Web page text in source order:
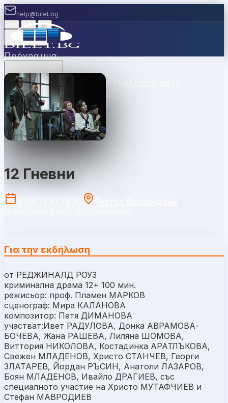
help@bilet.bg
| gr
Είσοδος
Πρόγραμμα
Κατηγορίες
ΧώροιΣημεία Πώλησης
μαςΚουπόνια
ΕρωτήσειςΕπικοινωνία
София
12 Гневни
Για την εκδήλωση
от РЕДЖИНАЛД РОУЗ
криминална драма 12+ 100 мин.
режисьор: проф. Пламен МАРКОВ
сценограф: Мира КАЛАНОВА
композитор: Петя ДИМАНОВА
участват:Ивет РАДУЛОВА, Донка АВРАМОВА-
БОЧЕВА, Жана РАШЕВА, Лиляна ШОМОВА,
Виттория НИКОЛОВА, Костадинка АРАТЛЪКОВА,
Свежен МЛАДЕНОВ, Христо СТАНЧЕВ, Георги
ЗЛАТАРЕВ, Йордан РЪСИН, Анатоли ЛАЗАРОВ,
Боян МЛАДЕНОВ, Ивайло ДРАГИЕВ, със
специалното участие на Христо МУТАФЧИЕВ и
Стефан МАВРОДИЕВ